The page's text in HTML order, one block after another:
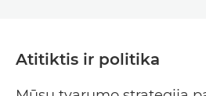
Atitiktis ir politika